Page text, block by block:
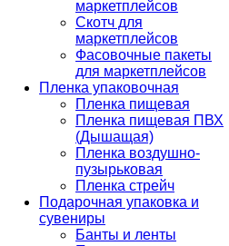
маркетплейсов
Скотч для
маркетплейсов
Фасовочные пакеты
для маркетплейсов
Пленка упаковочная
Пленка пищевая
Пленка пищевая ПВХ
(Дышащая)
Пленка воздушно-
пузырьковая
Пленка стрейч
Подарочная упаковка и
сувениры
Банты и ленты